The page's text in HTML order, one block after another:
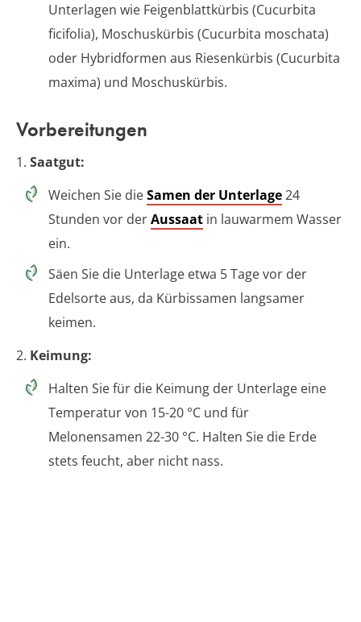
Unterlagen wie Feigenblattkürbis (Cucurbita
ficifolia), Moschuskürbis (Cucurbita moschata)
oder Hybridformen aus Riesenkürbis (Cucurbita
maxima) und Moschuskürbis.
Vorbereitungen
1. Saatgut:
Weichen Sie dieSamen der Unterlage24
Stunden vor derAussaat in lauwarmem Wasser
ein.
Säen Sie die Unterlage etwa 5 Tage vor der
Edelsorte aus, da Kürbissamen langsamer
keimen.
2. Keimung:
Halten Sie für die Keimung der Unterlage eine
Temperatur von 15-20 °C und für
Melonensamen 22-30 °C. Halten Sie die Erde
stets feucht, aber nicht nass.